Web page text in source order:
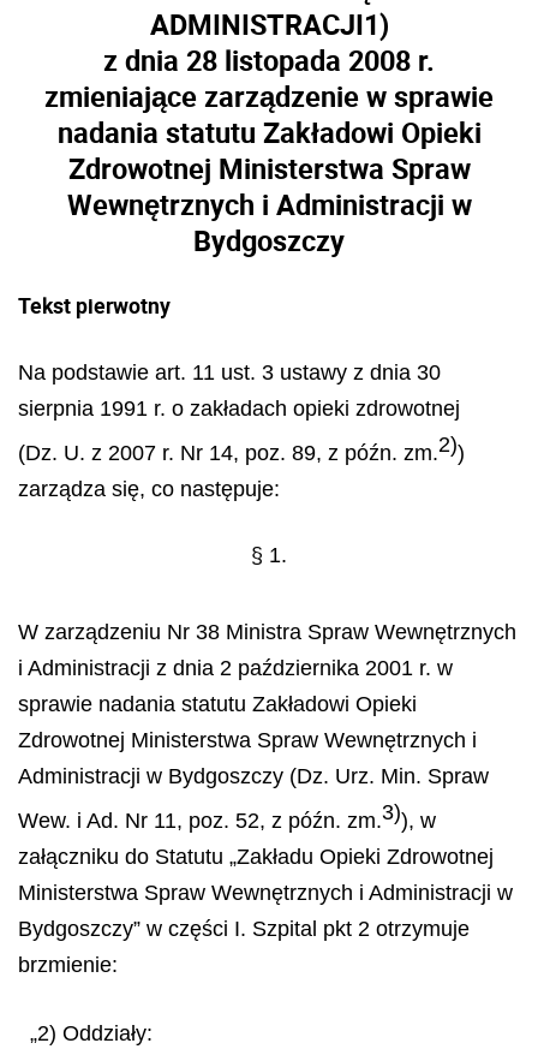
ADMINISTRACJI1)
z dnia 28 listopada 2008 r.
zmieniające zarządzenie w sprawie
nadania statutu Zakładowi Opieki
Zdrowotnej Ministerstwa Spraw
Wewnętrznych i Administracji w
Bydgoszczy
Tekst pierwotny
Na podstawie art. 11 ust. 3 ustawy z dnia 30
sierpnia 1991 r. o zakładach opieki zdrowotnej
(Dz. U. z 2007 r. Nr 14, poz. 89, z późn. zm.2))
zarządza się, co następuje:
§ 1.
W zarządzeniu Nr 38 Ministra Spraw Wewnętrznych
i Administracji z dnia 2 października 2001 r. w
sprawie nadania statutu Zakładowi Opieki
Zdrowotnej Ministerstwa Spraw Wewnętrznych i
Administracji w Bydgoszczy (Dz. Urz. Min. Spraw
Wew. i Ad. Nr 11, poz. 52, z późn. zm.3)), w
załączniku do Statutu „Zakładu Opieki Zdrowotnej
Ministerstwa Spraw Wewnętrznych i Administracji w
Bydgoszczy” w części I. Szpital pkt 2 otrzymuje
brzmienie:
„2) Oddziały: